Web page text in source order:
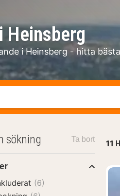
Heinsberg
i Heinsberg - hitta
område eller stad
11
sökning Ta bort
(6)